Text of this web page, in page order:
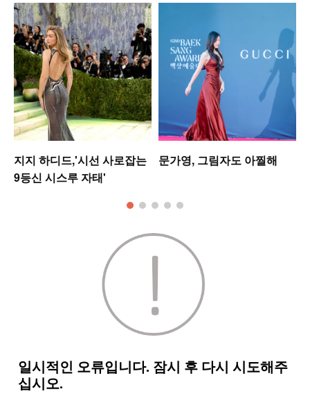
지지 하디드,'시선 사로잡는
9등신 시스루 자태'
문가영, 그림자도 아찔해